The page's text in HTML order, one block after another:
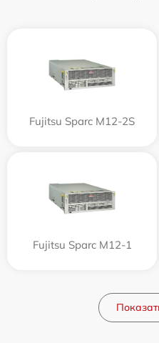
Fujitsu Sparc M12-2S
Fujitsu Sparc M12-1